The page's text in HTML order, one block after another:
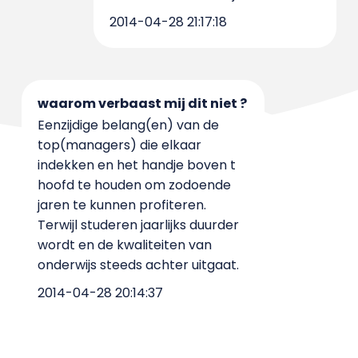
2014-04-28 21:17:18
waarom verbaast mij dit niet ?
Eenzijdige belang(en) van de
top(managers) die elkaar
indekken en het handje boven t
hoofd te houden om zodoende
jaren te kunnen profiteren.
Terwijl studeren jaarlijks duurder
wordt en de kwaliteiten van
onderwijs steeds achter uitgaat.
2014-04-28 20:14:37